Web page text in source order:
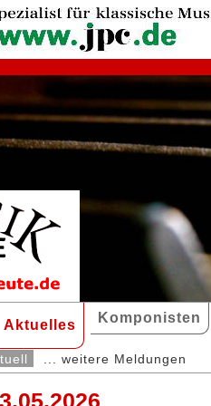
Aktuelles Komponisten
... weitere Meldungen